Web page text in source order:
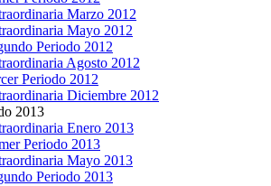
Marzo 2012
Mayo 2012
Periodo 2012
Agosto 2012
Periodo 2012
Diciembre 2012
2013
Enero 2013
Periodo 2013
Mayo 2013
Periodo 2013